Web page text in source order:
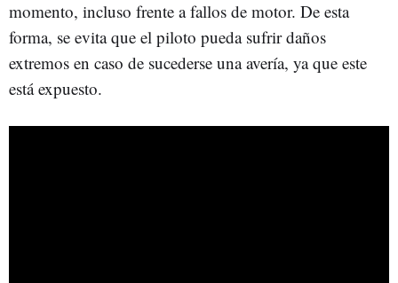
momento, incluso frente a fallos de motor. De esta
forma, se evita que el piloto pueda sufrir daños
extremos en caso de sucederse una avería, ya que este
está expuesto.